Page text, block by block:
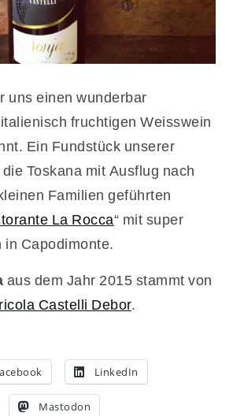
uns einen wunderbar
fruchtigen Weisswein
Ein Fundstück unserer
Toskana mit Ausflug nach
Familien geführten
La Rocca“ mit super
in Capodimonte.
aus dem Jahr 2015 stammt von
Castelli Debor.
LinkedIn
Mastodon